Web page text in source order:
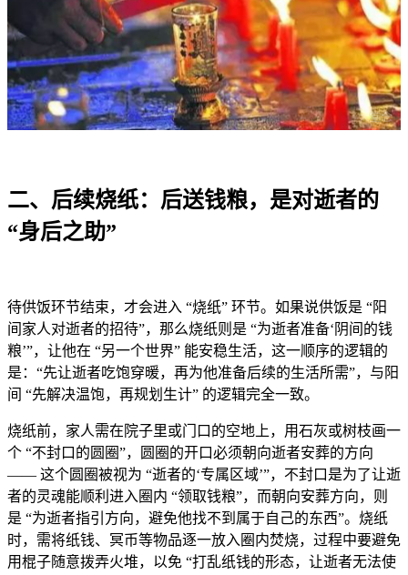
二、后续烧纸：后送钱粮，是对逝者的
“身后之助”
待供饭环节结束，才会进入 “烧纸” 环节。如果说供饭是 “阳
间家人对逝者的招待”，那么烧纸则是 “为逝者准备‘阴间的钱
粮’”，让他在 “另一个世界” 能安稳生活，这一顺序的逻辑的
是：“先让逝者吃饱穿暖，再为他准备后续的生活所需”，与阳
间 “先解决温饱，再规划生计” 的逻辑完全一致。
烧纸前，家人需在院子里或门口的空地上，用石灰或树枝画一
个 “不封口的圆圈”，圆圈的开口必须朝向逝者安葬的方向
—— 这个圆圈被视为 “逝者的‘专属区域’”，不封口是为了让逝
者的灵魂能顺利进入圈内 “领取钱粮”，而朝向安葬方向，则
是 “为逝者指引方向，避免他找不到属于自己的东西”。烧纸
时，需将纸钱、冥币等物品逐一放入圈内焚烧，过程中要避免
用棍子随意拨弄火堆，以免 “打乱纸钱的形态，让逝者无法使